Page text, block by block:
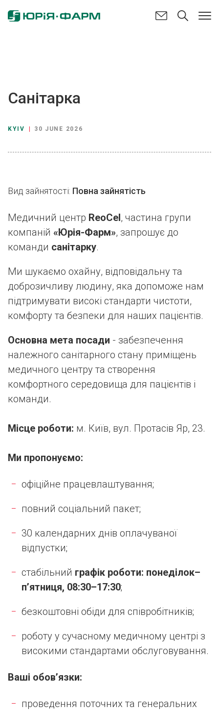
Санітарка
KYIV 30 JUNE 2026
Вид зайнятості: Повна зайнятість
Медичний центр ReoCel, частина групи
компаній «Юрія-Фарм», запрошує до
команди санітарку.
Ми шукаємо охайну, відповідальну та
доброзичливу людину, яка допоможе нам
підтримувати високі стандарти чистоти,
комфорту та безпеки для наших пацієнтів.
Основна мета посади - забезпечення
належного санітарного стану приміщень
медичного центру та створення
комфортного середовища для пацієнтів і
команди.
Місце роботи: м. Київ, вул. Протасів Яр, 23.
Ми пропонуємо:
офіційне працевлаштування;
повний соціальний пакет;
30 календарних днів оплачуваної
відпустки;
стабільний графік роботи: понеділок–
п’ятниця, 08:30–17:30;
безкоштовні обіди для співробітників;
роботу у сучасному медичному центрі з
високими стандартами обслуговування.
Ваші обов’язки:
проведення поточних та генеральних